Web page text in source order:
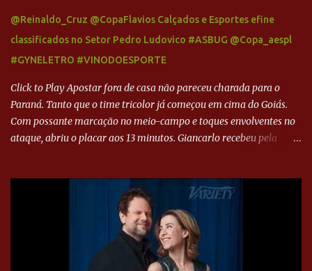
@Reinaldo_Cruz @CopaFlavios Calçados e Esportes efine
classificados no Setor Pedro Ludovico #ASBUG @Copa_aespl
#GYNELETRO #VINODOESPORTE
Click to Play Apostar fora de casa não pareceu charada para o
Paraná. Tanto que o time tricolor já começou em cima do Goiás.
Com possante marcação no meio-campo e toques envolventes no
ataque, abriu o placar aos 13 minutos. Giancarlo recebeu pela
Paraná ampliou a vantagem aos 21 minutos. Éverton Garroni
desviou cruzamento de cabeça e, mesmo de costas, incidiu o canto
direito de Harlei. O goleiro esmeraldino se esticou e até tocou na
bola, mas não o suficiente para desviar sua trajetória. O ataque do
Goiás era nulo, tanto que o Paraná seguiu em cima. Aos 32